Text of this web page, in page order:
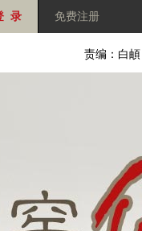
录 免费注册
责编：白